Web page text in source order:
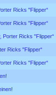
Ricks "Flipper“
Ricks "Flipper“
Porter Ricks "Flipper“
Ricks "Flipper“
Ricks "Flipper“